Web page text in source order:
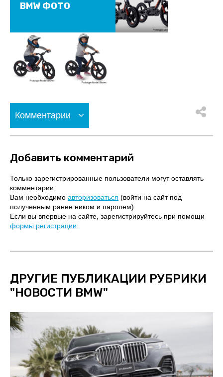
BMW ФОТО
Комментарии
Добавить комментарий
Только зарегистрированные пользователи могут оставлять
комментарии.
Вам необходимо авторизоваться (войти на сайт под
полученным ранее ником и паролем).
Если вы впервые на сайте, зарегистрируйтесь при помощи
формы регистрации
ДРУГИЕ ПУБЛИКАЦИИ РУБРИКИ
"НОВОСТИ BMW"